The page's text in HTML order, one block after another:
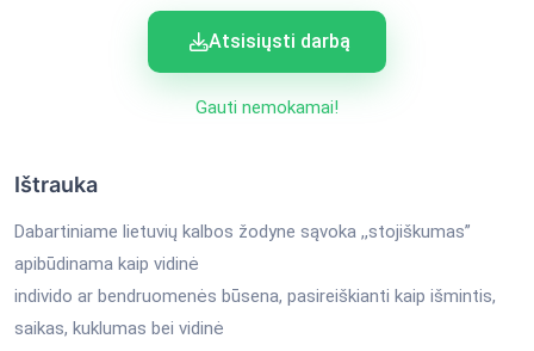
Atsisiųsti darbą
Gauti nemokamai!
Ištrauka
Dabartiniame lietuvių kalbos žodyne sąvoka ,,stojiškumas”
apibūdinama kaip vidinė
individo ar bendruomenės būsena, pasireiškianti kaip išmintis,
saikas, kuklumas bei vidinė